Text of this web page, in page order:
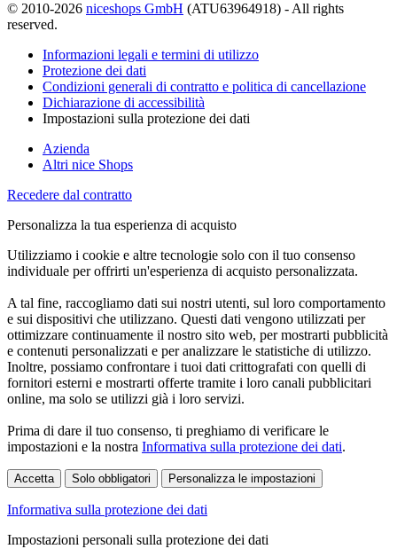
© 2010-2026 niceshops GmbH (ATU63964918) - All rights
reserved.
Informazioni legali e termini di utilizzo
Protezione dei dati
Condizioni generali di contratto e politica di cancellazione
Dichiarazione di accessibilità
Impostazioni sulla protezione dei dati
Azienda
Altri nice Shops
Recedere dal contratto
Personalizza la tua esperienza di acquisto
Utilizziamo i cookie e altre tecnologie solo con il tuo consenso
individuale per offrirti un'esperienza di acquisto personalizzata.
A tal fine, raccogliamo dati sui nostri utenti, sul loro comportamento
e sui dispositivi che utilizzano. Questi dati vengono utilizzati per
ottimizzare continuamente il nostro sito web, per mostrarti pubblicità
e contenuti personalizzati e per analizzare le statistiche di utilizzo.
Inoltre, possiamo confrontare i tuoi dati crittografati con quelli di
fornitori esterni e mostrarti offerte tramite i loro canali pubblicitari
online, ma solo se utilizzi già i loro servizi.
Prima di dare il tuo consenso, ti preghiamo di verificare le
impostazioni e la nostra Informativa sulla protezione dei dati.
Accetta Solo obbligatori Personalizza le impostazioni
Informativa sulla protezione dei dati
Impostazioni personali sulla protezione dei dati